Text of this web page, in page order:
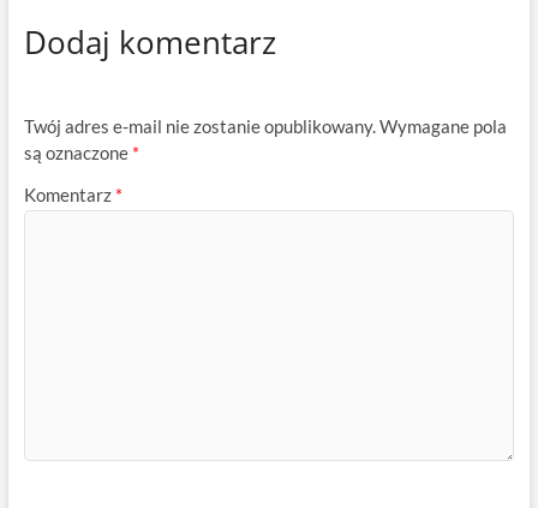
Dodaj komentarz
Twój adres e-mail nie zostanie opublikowany.Wymagane pola
są oznaczone *
Komentarz *